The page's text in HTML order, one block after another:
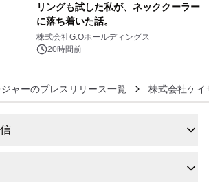
リングも試した私が、ネッククーラー
に落ち着いた話。
株式会社G.Oホールディングス
20時間前
ャーのプレスリリース一覧 株式会社ケイ